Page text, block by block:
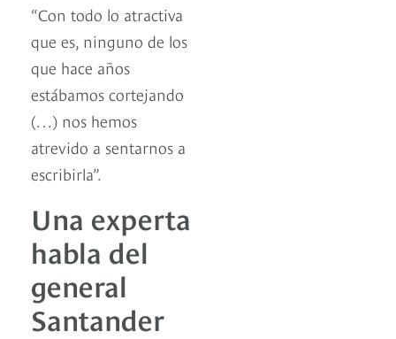
“Con todo lo atractiva
que es, ninguno de los
que hace años
estábamos cortejando
(…) nos hemos
atrevido a sentarnos a
escribirla”.
Una experta
habla del
general
Santander